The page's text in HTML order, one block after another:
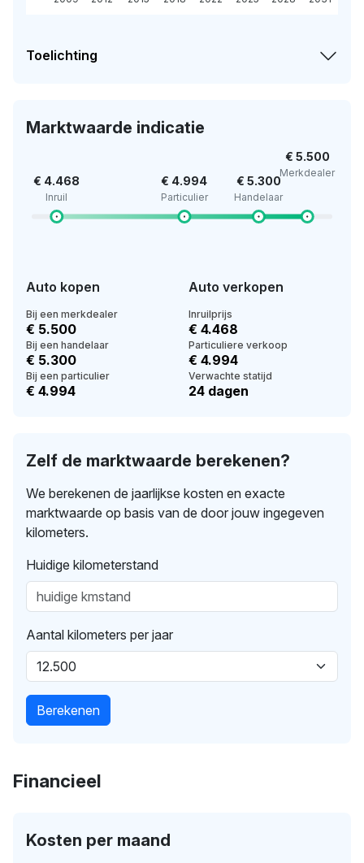
Toelichting
Marktwaarde indicatie
€ 4.468
Inruil
€ 4.994
Particulier
€ 5.300
Handelaar
€ 5.500
Merkdealer
Auto kopen
Bij een merkdealer
€ 5.500
Bij een handelaar
€ 5.300
Bij een particulier
€ 4.994
Auto verkopen
Inruilprijs
€ 4.468
Particuliere verkoop
€ 4.994
Verwachte statijd
24 dagen
Zelf de marktwaarde berekenen?
We berekenen de jaarlijkse kosten en exacte
marktwaarde op basis van de door jouw ingegeven
kilometers.
Huidige kilometerstand
Aantal kilometers per jaar
Berekenen
Financieel
Kosten per maand